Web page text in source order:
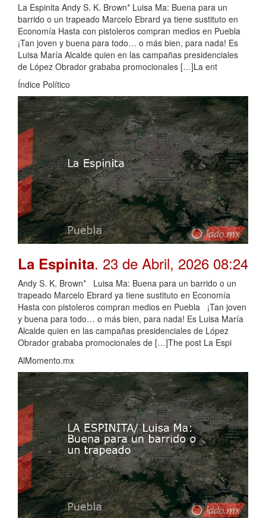
La Espinita Andy S. K. Brown* Luisa Ma: Buena para un
barrido o un trapeado Marcelo Ebrard ya tiene sustituto en
Economía Hasta con pistoleros compran medios en Puebla
¡Tan joven y buena para todo… o más bien, para nada! Es
Luisa María Alcalde quien en las campañas presidenciales
de López Obrador grababa promocionales […]La ent
Índice Político
La Espinita. 23 de Abril, 2026 08:24
Andy S. K. Brown* Luisa Ma: Buena para un barrido o un
trapeado Marcelo Ebrard ya tiene sustituto en Economía
Hasta con pistoleros compran medios en Puebla ¡Tan joven
y buena para todo… o más bien, para nada! Es Luisa María
Alcalde quien en las campañas presidenciales de López
Obrador grababa promocionales de […]The post La Espi
AlMomento.mx